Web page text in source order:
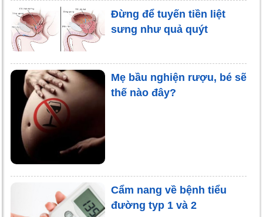
Đừng để tuyến tiền liệt
sưng như quả quýt
Mẹ bầu nghiện rượu, bé sẽ
thế nào đây?
Cẩm nang về bệnh tiểu
đường typ 1 và 2